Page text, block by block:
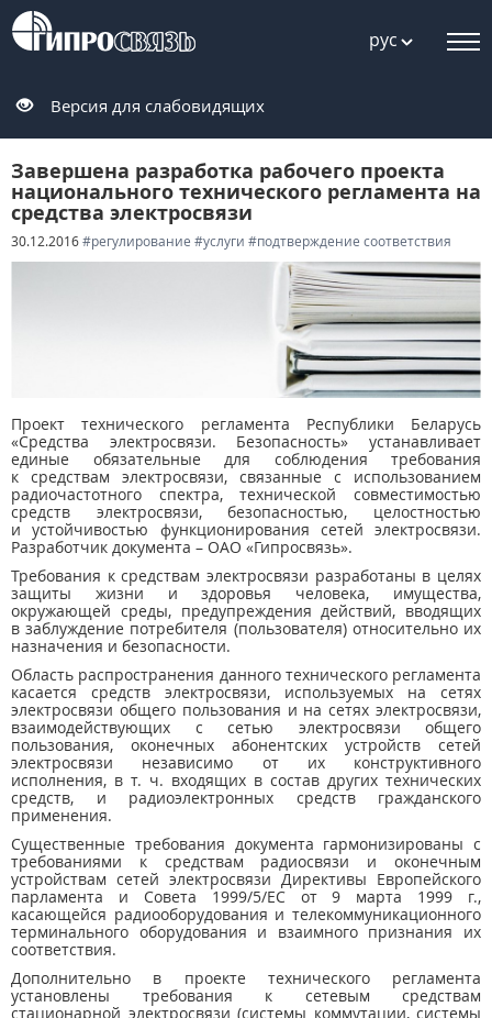
рус
Версия для слабовидящих
Завершена разработка рабочего проекта
национального технического регламента на
средства электросвязи
30.12.2016#регулирование #услуги #подтверждение соответствия
Проект технического регламента Республики Беларусь
«Средства электросвязи. Безопасность» устанавливает
единые обязательные для соблюдения требования
к средствам электросвязи, связанные с использованием
радиочастотного спектра, технической совместимостью
средств электросвязи, безопасностью, целостностью
и устойчивостью функционирования сетей электросвязи.
Разработчик документа – ОАО «Гипросвязь».
Требования к средствам электросвязи разработаны в целях
защиты жизни и здоровья человека, имущества,
окружающей среды, предупреждения действий, вводящих
в заблуждение потребителя (пользователя) относительно их
назначения и безопасности.
Область распространения данного технического регламента
касается средств электросвязи, используемых на сетях
электросвязи общего пользования и на сетях электросвязи,
взаимодействующих с сетью электросвязи общего
пользования, оконечных абонентских устройств сетей
электросвязи независимо от их конструктивного
исполнения, в т. ч. входящих в состав других технических
средств, и радиоэлектронных средств гражданского
применения.
Существенные требования документа гармонизированы с
требованиями к средствам радиосвязи и оконечным
устройствам сетей электросвязи Директивы Европейского
парламента и Совета 1999/5/ЕС от 9 марта 1999 г.,
касающейся радиооборудования и телекоммуникационного
терминального оборудования и взаимного признания их
соответствия.
Дополнительно в проекте технического регламента
установлены требования к сетевым средствам
стационарной электросвязи (системы коммутации, системы